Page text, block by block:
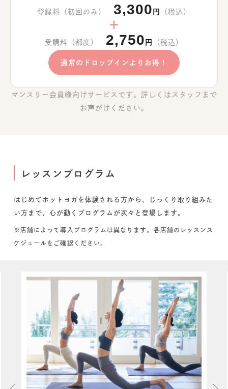
登録料（初回のみ） 3,300 円 （税込）
＋
受講料（都度） 2,750 円 （税込）
通常のドロップインよりお得！
マンスリー会員様向けサービスです。詳しくはスタッフまで
お声がけください。
レッスンプログラム
はじめてホットヨガを体験される方から、じっくり取り組みた
い方まで、心が動くプログラムが次々と登場します。
※店舗によって導入プログラムは異なります。各店舗のレッスンス
ケジュールをご確認ください。